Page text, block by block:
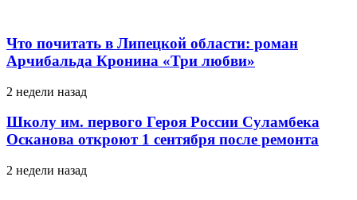
Что почитать в Липецкой области: роман
Арчибальда Кронина «Три любви»
2 недели назад
Школу им. первого Героя России Суламбека
Осканова откроют 1 сентября после ремонта
2 недели назад